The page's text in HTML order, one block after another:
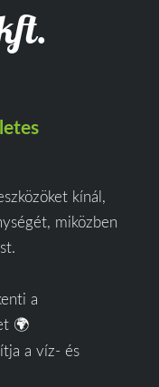
kínál,
miközben
a
🌍
a víz- és